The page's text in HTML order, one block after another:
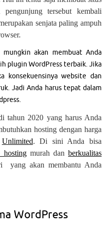
tersebut kembali
senjata paling ampuh
akan membuat Anda
plugin WordPress terbaik. Jika
konsekuensinya website dan
Jadi Anda harus tepat dalam
tahun 2020 yang harus Anda
hosting dengan harga
Unlimited. Di sini Anda bisa
murah danberkualitas
yang akan membantu Anda
WordPress